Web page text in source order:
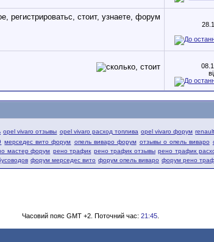
opel vivaro отзывы opel vivaro расход топлива opel vivaro форум
мерседес вито форум опель виваро форум отзывы о опель виваро
мастер форум рено трафик рено трафик отзывы рено трафик
форум мерседес вито форум опель виваро форум рено
Часовий пояс GMT +2. Поточний час: 21:45.